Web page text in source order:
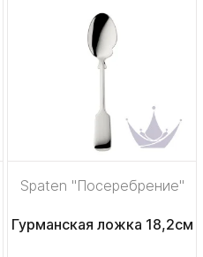
Spaten "Посеребрение"
Гурманская ложка 18,2см